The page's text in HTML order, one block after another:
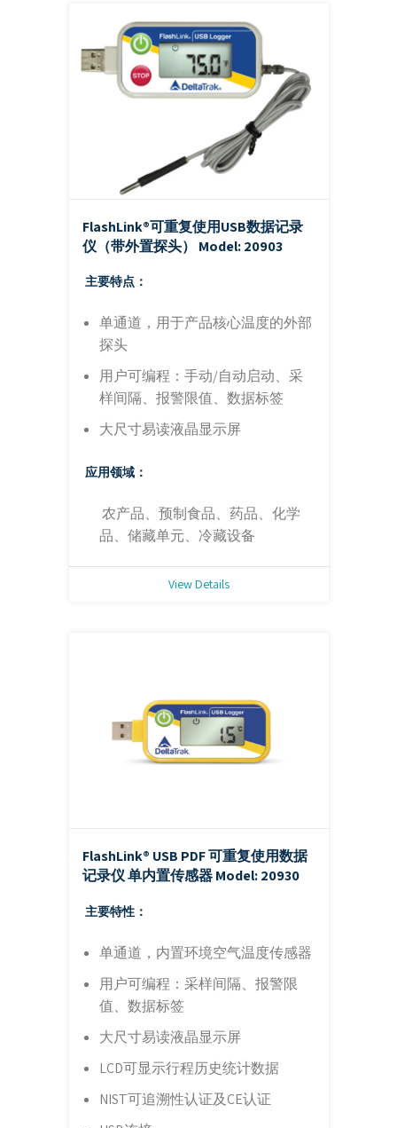
FlashLink®可重复使用USB数据记录
仪（带外置探头） Model: 20903
主要特点：
单通道，用于产品核心温度的外部
探头
用户可编程：手动/自动启动、采
样间隔、报警限值、数据标签
大尺寸易读液晶显示屏
应用领域：
农产品、预制食品、药品、化学
品、储藏单元、冷藏设备
View Details
FlashLink® USB PDF 可重复使用数据
记录仪 单内置传感器Model: 20930
主要特性：
单通道，内置环境空气温度传感器
用户可编程：采样间隔、报警限
值、数据标签
大尺寸易读液晶显示屏
LCD可显示行程历史统计数据
NIST可追溯性认证及CE认证